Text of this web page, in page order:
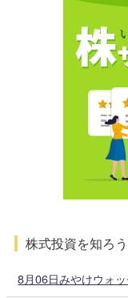
株式投資を知ろう
8月06日みやけウォ